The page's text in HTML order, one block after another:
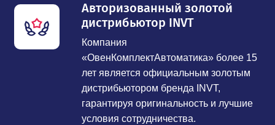
Авторизованный золотой
дистрибьютор INVT
Компания
«ОвенКомплектАвтоматика» более 15
лет является официальным золотым
дистрибьютором бренда INVT,
гарантируя оригинальность и лучшие
условия сотрудничества.